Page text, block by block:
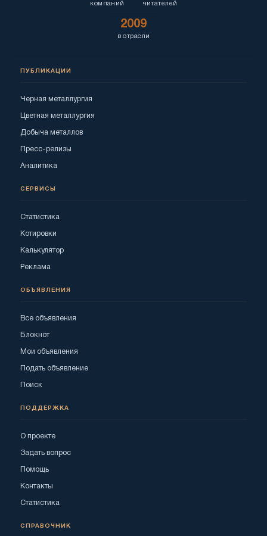
компаний читателей
2009
в отрасли
ПУБЛИКАЦИИ
Черная металлургия
Цветная металлургия
Добыча металлов
Пресс-релизы
Аналитика
СЕРВИСЫ
Статистика
Котировки
Калькулятор
Реклама
ОБЪЯВЛЕНИЯ
Все объявления
Блокнот
Мои объявления
Подать объявление
Поиск
ПОДДЕРЖКА
О проекте
Задать вопрос
Помощь
Контакты
Статистика
СПРАВОЧНИК